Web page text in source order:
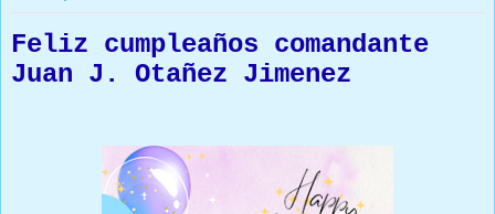
Feliz cumpleaños comandante
Juan J. Otañez Jimenez